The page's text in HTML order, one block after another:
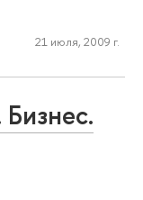
21 июля, 2009 г.